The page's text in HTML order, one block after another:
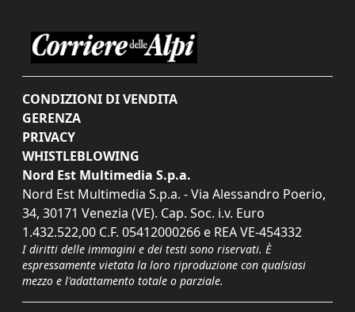
CONDIZIONI DI VENDITA
GERENZA
PRIVACY
WHISTLEBLOWING
Nord Est Multimedia S.p.a.
Nord Est Multimedia S.p.a. - Via Alessandro Poerio,
34, 30171 Venezia (VE). Cap. Soc. i.v. Euro
1.432.522,00 C.F. 05412000266 e REA VE-454332
I diritti delle immagini e dei testi sono riservati. È
espressamente vietata la loro riproduzione con qualsiasi
mezzo e l'adattamento totale o parziale.